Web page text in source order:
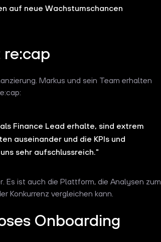
auf neue Wachstumschancen
Markus und sein Team erhalten
Finance Lead erhalte, sind extrem
auseinander und die KPIs und
sehr aufschlussreich."
Es ist auch die Plattform, die Analysen zum
Konkurrenz vergleichen kann.
Onboarding